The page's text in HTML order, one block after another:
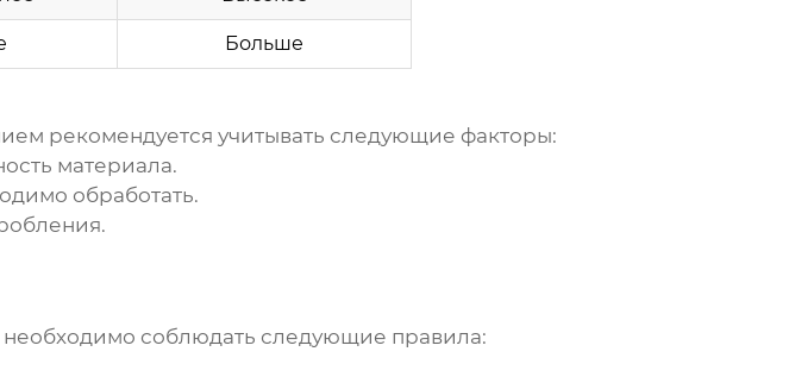
Больше
рекомендуется учитывать следующие факторы:
материала.
обработать.
соблюдать следующие правила: